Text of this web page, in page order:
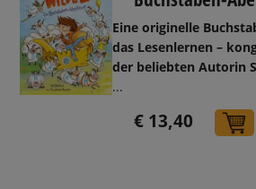
Eine originelle
das Lesenlernen –
der beliebten Autorin
...
€ 13,40